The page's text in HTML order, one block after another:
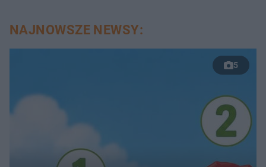
NAJNOWSZE NEWSY:
5